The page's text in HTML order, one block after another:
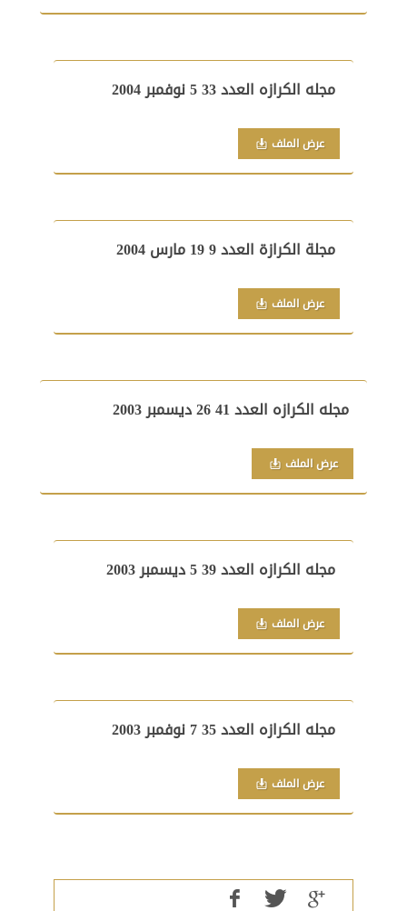
مجله الكرازه العدد 33 5 نوفمبر 2004
عرض الملف
مجلة الكرازة العدد 9 19 مارس 2004
عرض الملف
مجله الكرازه العدد 41 26 ديسمبر 2003
عرض الملف
مجله الكرازه العدد 39 5 ديسمبر 2003
عرض الملف
مجله الكرازه العدد 35 7 نوفمبر 2003
عرض الملف